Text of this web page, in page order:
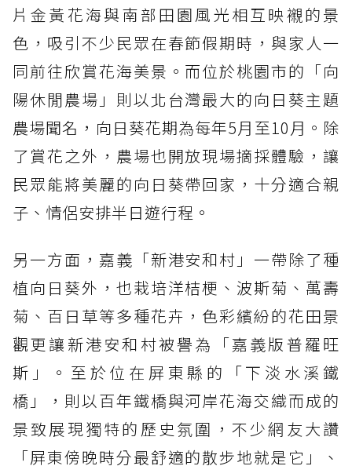
片金黃花海與南部田園風光相互映襯的景
色，吸引不少民眾在春節假期時，與家人一
同前往欣賞花海美景。而位於桃園市的「向
陽休閒農場」則以北台灣最大的向日葵主題
農場聞名，向日葵花期為每年5月至10月。除
了賞花之外，農場也開放現場摘採體驗，讓
民眾能將美麗的向日葵帶回家，十分適合親
子、情侶安排半日遊行程。
另一方面，嘉義「新港安和村」一帶除了種
植向日葵外，也栽培洋桔梗、波斯菊、萬壽
菊、百日草等多種花卉，色彩繽紛的花田景
觀更讓新港安和村被譽為「嘉義版普羅旺
斯」。至於位在屏東縣的「下淡水溪鐵
橋」，則以百年鐵橋與河岸花海交織而成的
景致展現獨特的歷史氛圍，不少網友大讚
「屏東傍晚時分最舒適的散步地就是它」、